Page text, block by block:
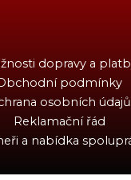
dopravy a
podmínky
osobních údajů
Reklamační řád
a nabídka